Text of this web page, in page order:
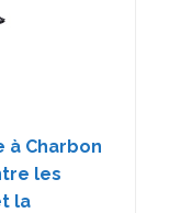
à Charbon
les
la